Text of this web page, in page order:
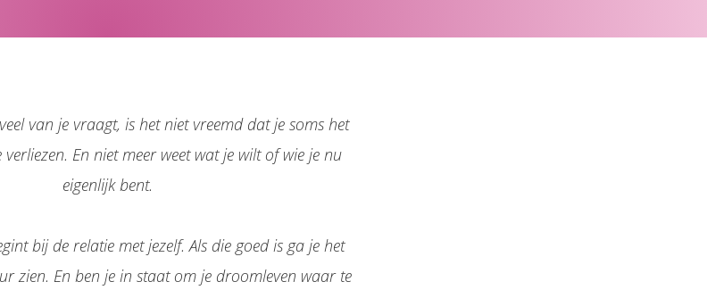
van je vraagt, is het niet vreemd dat je soms het
verliezen. En niet meer weet wat je wilt of wie je nu
eigenlijk bent.
bij de relatie met jezelf. Als die goed is ga je het
zien. En ben je in staat om je droomleven waar te